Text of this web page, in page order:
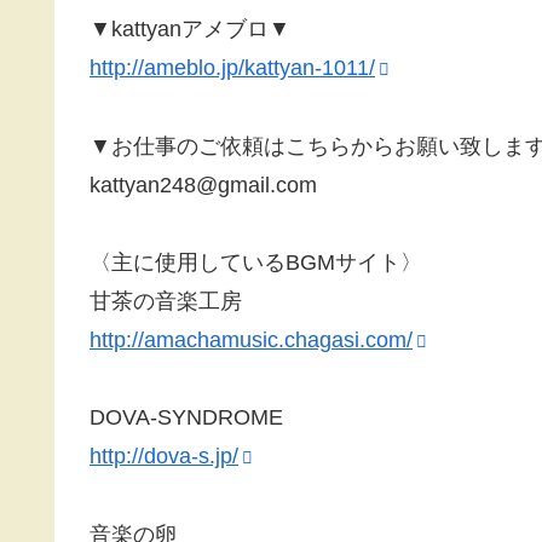
▼kattyanアメブロ▼
http://ameblo.jp/kattyan-1011/
▼お仕事のご依頼はこちらからお願い致しま
kattyan248@gmail.com
〈主に使用しているBGMサイト〉
甘茶の音楽工房
http://amachamusic.chagasi.com/
DOVA-SYNDROME
http://dova-s.jp/
音楽の卵